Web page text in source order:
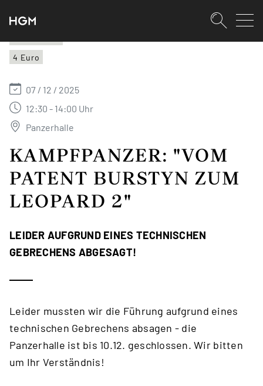
SKIPLINKS
4 Euro
07 / 12 / 2025
12:30 - 14:00 Uhr
Panzerhalle
KAMPFPANZER: "VOM
PATENT BURSTYN ZUM
LEOPARD 2"
LEIDER AUFGRUND EINES TECHNISCHEN
GEBRECHENS ABGESAGT!
Leider mussten wir die Führung aufgrund eines
technischen Gebrechens absagen - die
Panzerhalle ist bis 10.12. geschlossen. Wir bitten
um Ihr Verständnis!